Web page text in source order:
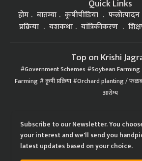
Quick Links
होम बातम्या कृषीपीडिया फलोत्पादन
प्रक्रिया
यशकथा यांत्रिकीकरण
Top on Krishi
Government Schemes Soybean Farming
Farming कृषी प्रक्रिया Orchard planting /
आरोग्य
Subscribe to our Newsletter. You
your interest and we'll send you
latest updates based on your choice.